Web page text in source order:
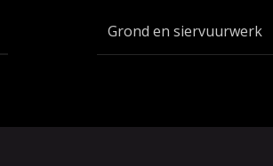
Grond en siervuurwerk